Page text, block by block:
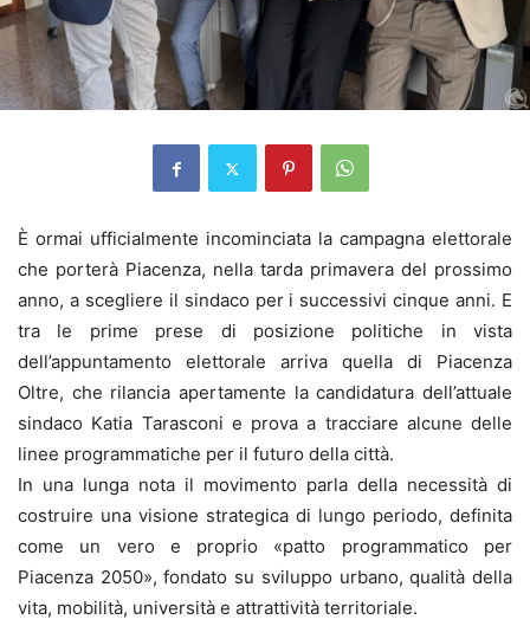
È ormai ufficialmente incominciata la campagna elettorale
che porterà Piacenza, nella tarda primavera del prossimo
anno, a scegliere il sindaco per i successivi cinque anni. E
tra le prime prese di posizione politiche in vista
dell’appuntamento elettorale arriva quella di Piacenza
Oltre, che rilancia apertamente la candidatura dell’attuale
sindaco Katia Tarasconi e prova a tracciare alcune delle
linee programmatiche per il futuro della città.
In una lunga nota il movimento parla della necessità di
costruire una visione strategica di lungo periodo, definita
come un vero e proprio «patto programmatico per
Piacenza 2050», fondato su sviluppo urbano, qualità della
vita, mobilità, università e attrattività territoriale.